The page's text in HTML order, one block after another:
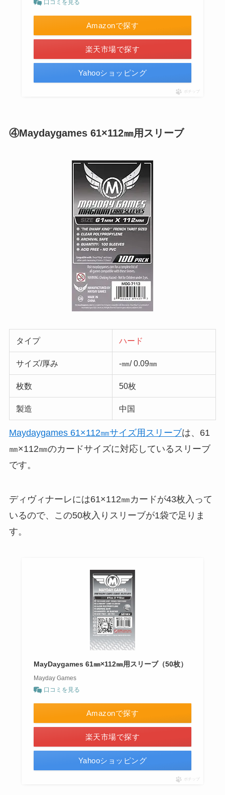
口コミを見る
Amazonで探す
楽天市場で探す
Yahooショッピング
ポチップ
④Maydaygames 61×112㎜用スリーブ
タイプ ハード
サイズ/厚み ‐㎜/ 0.09㎜
枚数 50枚
製造 中国
Maydaygames 61×112㎜サイズ用スリーブは、61
㎜×112㎜のカードサイズに対応しているスリーブ
です。
ディヴィナーレには61×112㎜カードが43枚入って
いるので、この50枚入りスリーブが1袋で足りま
す。
MayDaygames 61㎜×112㎜用スリーブ（50枚）
Mayday Games
口コミを見る
Amazonで探す
楽天市場で探す
Yahooショッピング
ポチップ